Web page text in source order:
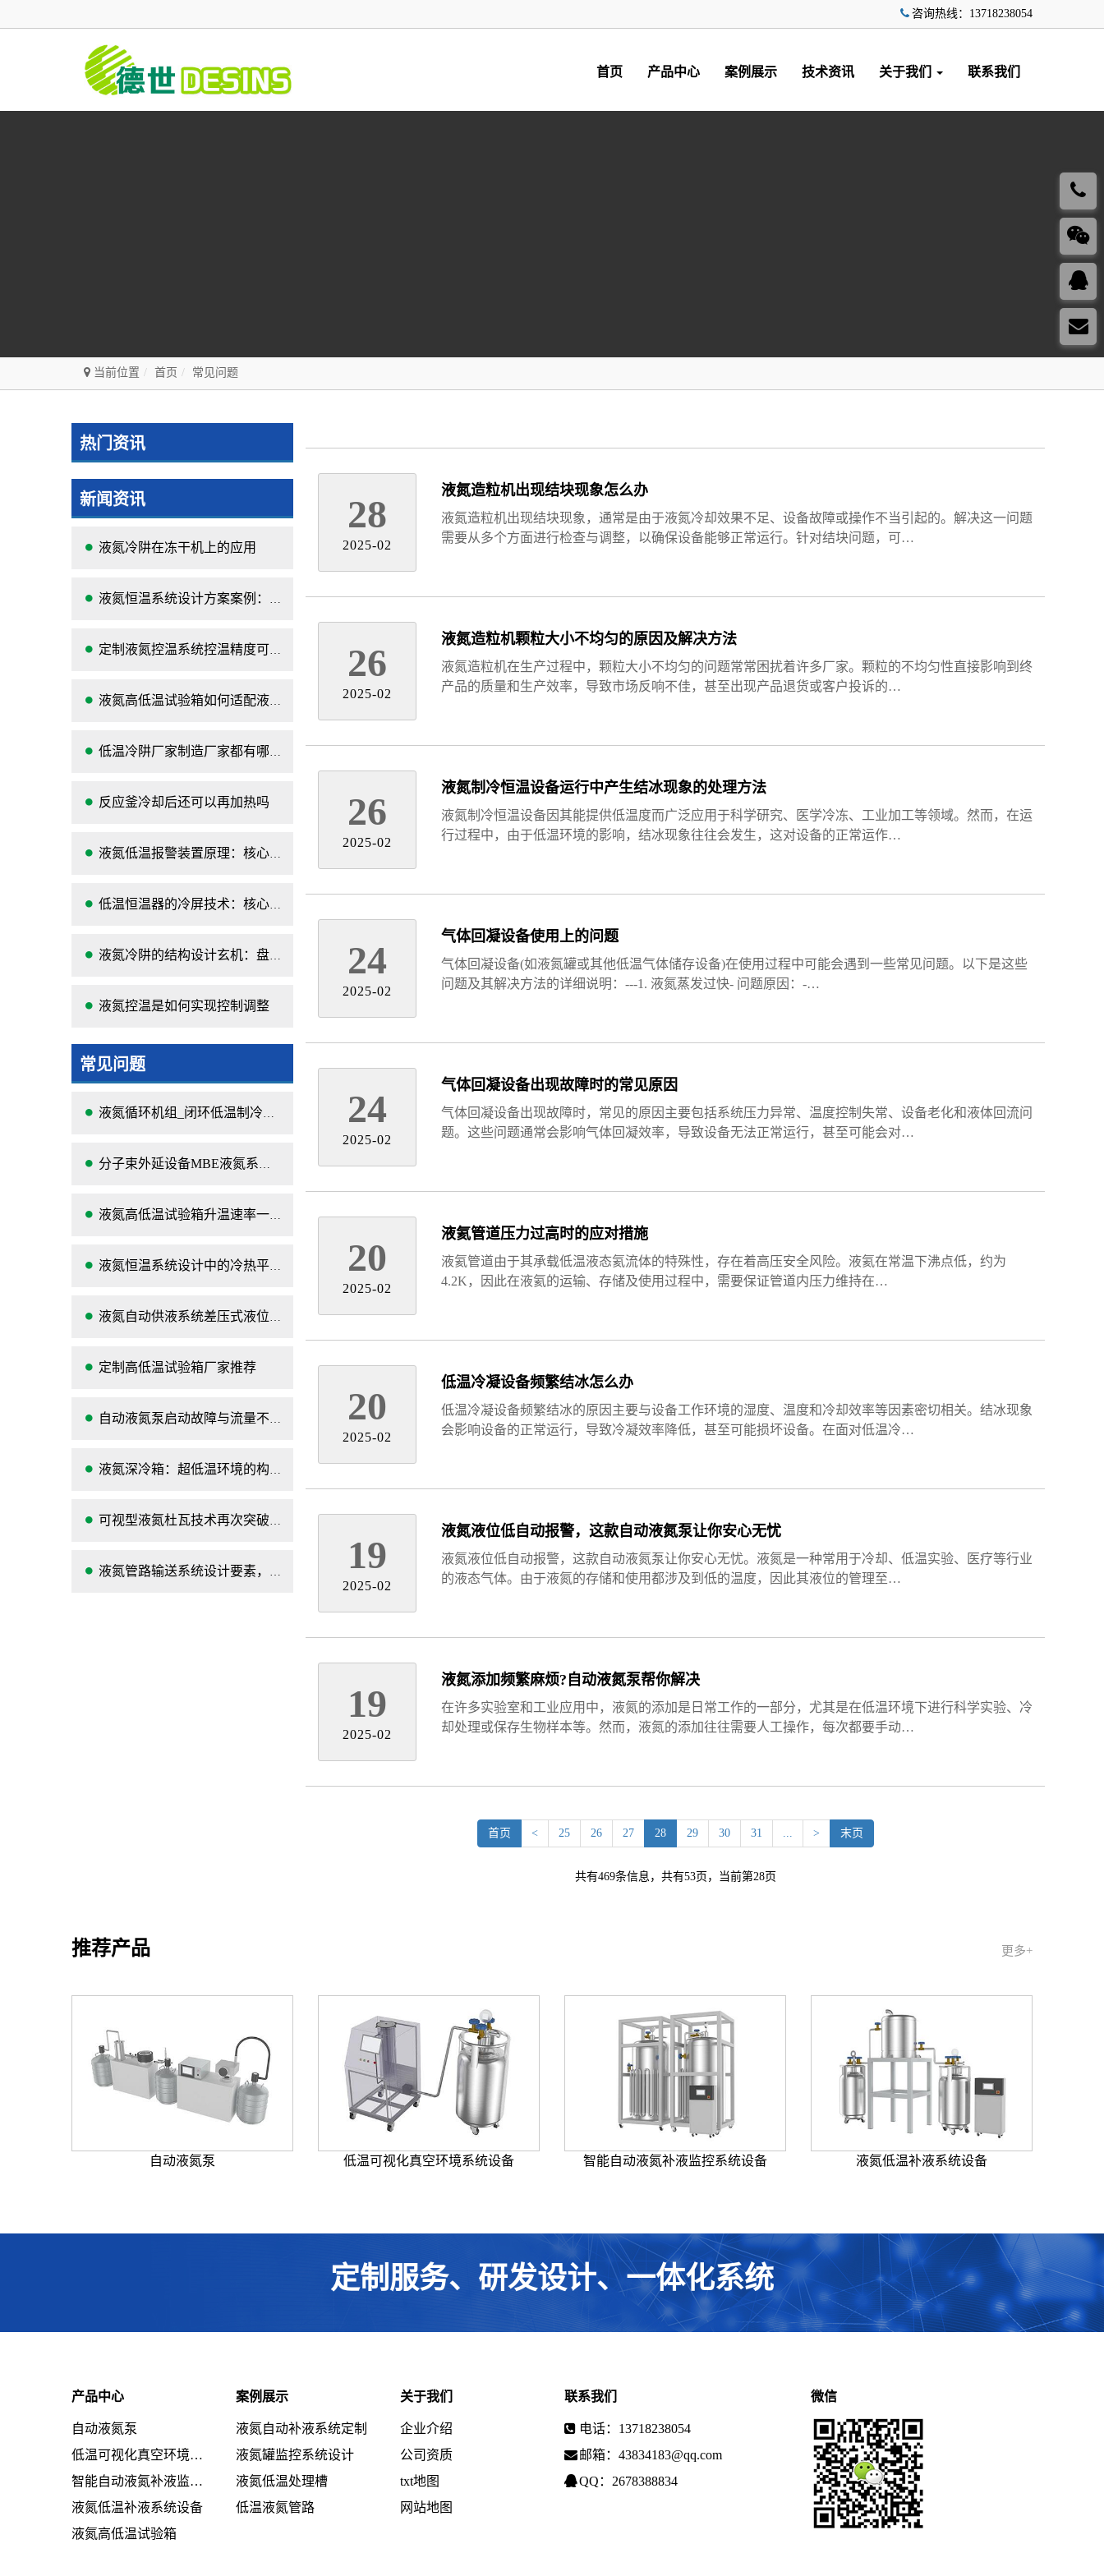
咨询热线：13718238054
首页 产品中心 案例展示 技术资讯 关于我们 联系我们
当前位置 首页 常见问题
热门资讯
新闻资讯
液氮冷阱在冻干机上的应用
液氮恒温系统设计方案案例：-120℃深冷控温装置实操记录
定制液氮控温系统控温精度可以达到的范围及应用
液氮高低温试验箱如何适配液氮罐？核心要点与实操指南
低温冷阱厂家制造厂家都有哪些？
反应釜冷却后还可以再加热吗
液氮低温报警装置原理：核心机制、组成与应用解析
低温恒温器的冷屏技术：核心结构、功能与设计解析
液氮冷阱的结构设计玄机：盘管式 vs 腔体式，哪种捕集效率更高
液氮控温是如何实现控制调整
常见问题
液氮循环机组_闭环低温制冷设备
分子束外延设备MBE液氮系统介绍,构成
液氮高低温试验箱升温速率一般多少？
液氮恒温系统设计中的冷热平衡控温难点
液氮自动供液系统差压式液位计测量值周期性
定制高低温试验箱厂家推荐
自动液氮泵启动故障与流量不稳定问题：技术排查
液氮深冷箱：超低温环境的构建与多领域技术赋能
可视型液氮杜瓦技术再次突破赋能
液氮管路输送系统设计要素，及其功能开发
28
2025-02
液氮造粒机出现结块现象怎么办
液氮造粒机出现结块现象，通常是由于液氮冷却效果不足、设备故障或操作不当引起的。解决这一问题
需要从多个方面进行检查与调整，以确保设备能够正常运行。针对结块问题，可…
26
2025-02
液氮造粒机颗粒大小不均匀的原因及解决方法
液氮造粒机在生产过程中，颗粒大小不均匀的问题常常困扰着许多厂家。颗粒的不均匀性直接影响到终
产品的质量和生产效率，导致市场反响不佳，甚至出现产品退货或客户投诉的…
26
2025-02
液氮制冷恒温设备运行中产生结冰现象的处理方法
液氮制冷恒温设备因其能提供低温度而广泛应用于科学研究、医学冷冻、工业加工等领域。然而，在运
行过程中，由于低温环境的影响，结冰现象往往会发生，这对设备的正常运作…
24
2025-02
气体回凝设备使用上的问题
气体回凝设备(如液氮罐或其他低温气体储存设备)在使用过程中可能会遇到一些常见问题。以下是这些
问题及其解决方法的详细说明：---1. 液氮蒸发过快- 问题原因：-…
24
2025-02
气体回凝设备出现故障时的常见原因
气体回凝设备出现故障时，常见的原因主要包括系统压力异常、温度控制失常、设备老化和液体回流问
题。这些问题通常会影响气体回凝效率，导致设备无法正常运行，甚至可能会对…
20
2025-02
液氦管道压力过高时的应对措施
液氦管道由于其承载低温液态氦流体的特殊性，存在着高压安全风险。液氦在常温下沸点低，约为
4.2K，因此在液氦的运输、存储及使用过程中，需要保证管道内压力维持在…
20
2025-02
低温冷凝设备频繁结冰怎么办
低温冷凝设备频繁结冰的原因主要与设备工作环境的湿度、温度和冷却效率等因素密切相关。结冰现象
会影响设备的正常运行，导致冷凝效率降低，甚至可能损坏设备。在面对低温冷…
19
2025-02
液氮液位低自动报警，这款自动液氮泵让你安心无忧
液氮液位低自动报警，这款自动液氮泵让你安心无忧。液氮是一种常用于冷却、低温实验、医疗等行业
的液态气体。由于液氮的存储和使用都涉及到低的温度，因此其液位的管理至…
19
2025-02
液氮添加频繁麻烦?自动液氮泵帮你解决
在许多实验室和工业应用中，液氮的添加是日常工作的一部分，尤其是在低温环境下进行科学实验、冷
却处理或保存生物样本等。然而，液氮的添加往往需要人工操作，每次都要手动…
首页 < 25 26 27 28 29 30 31 ... > 末页
共有469条信息，共有53页，当前第28页
推荐产品 更多+
自动液氮泵 低温可视化真空环境系统设备 智能自动液氮补液监控系统设备 液氮低温补液系统设备
定制服务、研发设计、一体化系统
产品中心
自动液氮泵
低温可视化真空环境系统设备
智能自动液氮补液监控系统设备
液氮低温补液系统设备
液氮高低温试验箱
案例展示
液氮自动补液系统定制
液氮罐监控系统设计
液氮低温处理槽
低温液氮管路
关于我们
企业介绍
公司资质
txt地图
网站地图
联系我们
电话：13718238054
邮箱：43834183@qq.com
QQ：2678388834
微信